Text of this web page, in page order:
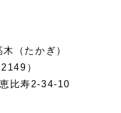
（たかぎ）
）
比寿2-34-10